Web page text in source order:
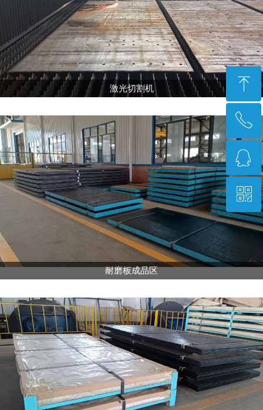
激光切割机
耐磨板成品区
ꁸ
回到顶部
ꂅ
0772-3233318
ꁗ
QQ客服
ꀥ
微信二维码